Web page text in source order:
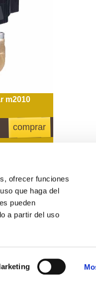
ofrecer funciones
que haga del
pueden
a partir del uso
m2010
comprar
¿Quieres estar
Apúntate a
(Huesca)
mapa de